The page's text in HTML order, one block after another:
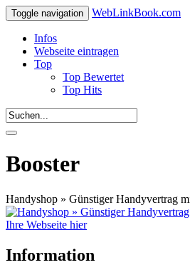
Toggle navigation WebLinkBook.com
Infos
Webseite eintragen
Top
Top Bewertet
Top Hits
Booster
Handyshop » Günstiger Handyvertrag
Ihre Webseite hier
Information